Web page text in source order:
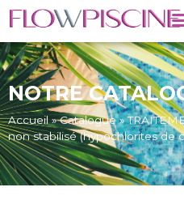
NOTRE
Accueil »Catalogue»
non stabilisé (hypochlorites de